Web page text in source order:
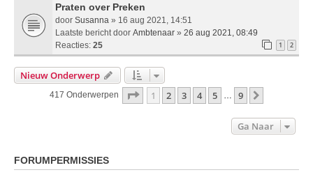
Praten over Preken
door Susanna » 16 aug 2021, 14:51
Laatste bericht door Ambtenaar » 26 aug 2021, 08:49
Reacties: 25 1 2
Nieuw Onderwerp
417 Onderwerpen Pagina Van9
1 2 3 4 5 9
Ga Naar
FORUMPERMISSIES